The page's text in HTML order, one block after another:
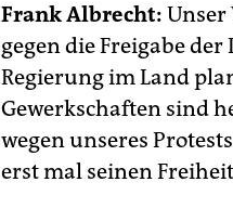
Frank Albrecht:
gegen die Freigabe
Regierung im Land
Gewerkschaften sind
wegen unseres
erst mal seinen